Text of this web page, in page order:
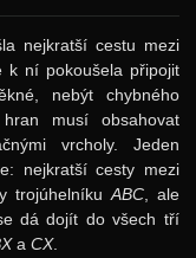
nejkratší cestu mezi
k ní pokoušela připojit
nebýt chybného
musí obsahovat
vrcholy. Jeden
nejkratší cesty mezi
trojúhelníku ABC, ale
dá dojít do všech tří
aCX.